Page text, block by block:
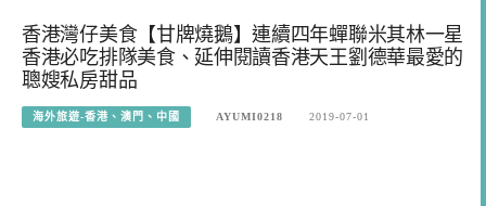
香港灣仔美食【甘牌燒鵝】連續四年蟬聯米其林一星
香港必吃排隊美食、延伸閱讀香港天王劉德華最愛的
聰嫂私房甜品
海外旅遊-香港、澳門、中國 AYUMI0218 2019-07-01